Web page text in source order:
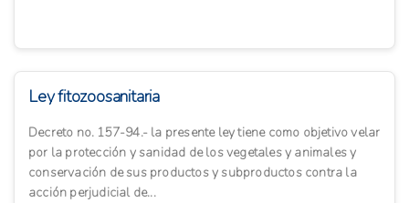
Ley fitozoosanitaria
Decreto no. 157-94.- la presente ley tiene como objetivo velar
por la protección y sanidad de los vegetales y animales y
conservación de sus productos y subproductos contra la
acción perjudicial de...